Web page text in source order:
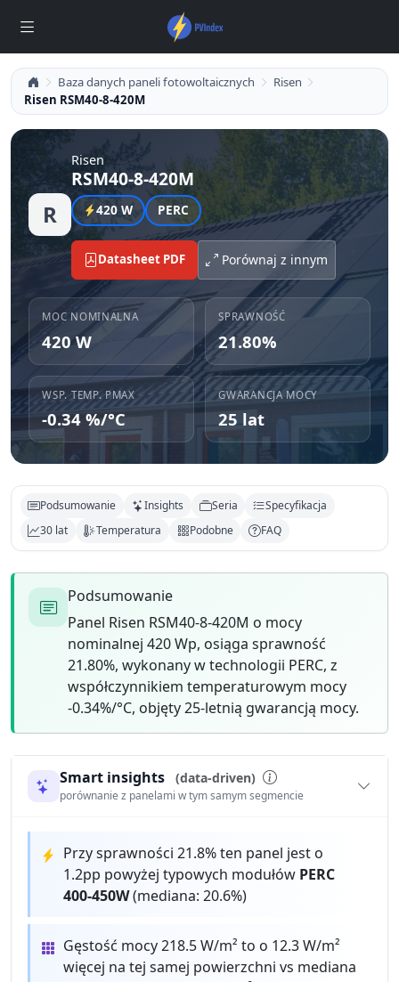
Baza danych paneli fotowoltaicznych
Risen
Risen RSM40-8-420M
R
Risen
RSM40-8-420M
420 W PERC
Datasheet PDF Porównaj z innym
MOC NOMINALNA
420 W
SPRAWNOŚĆ
21.80%
WSP. TEMP. PMAX
-0.34 %/°C
GWARANCJA MOCY
25 lat
Podsumowanie Insights Seria
Specyfikacja
30 lat
Temperatura Podobne FAQ
Podsumowanie
Panel Risen RSM40-8-420M o mocy
nominalnej 420 Wp, osiąga sprawność
21.80%, wykonany w technologii PERC, z
współczynnikiem temperaturowym mocy
-0.34%/°C, objęty 25-letnią gwarancją mocy.
Smart insights (data-driven)
porównanie z panelami w tym samym segmencie
Przy sprawności 21.8% ten panel jest o
1.2pp powyżej typowych modułów PERC
400-450W(mediana: 20.6%)
Gęstość mocy 218.5 W/m² to o 12.3 W/m²
więcej na tej samej powierzchni vs mediana